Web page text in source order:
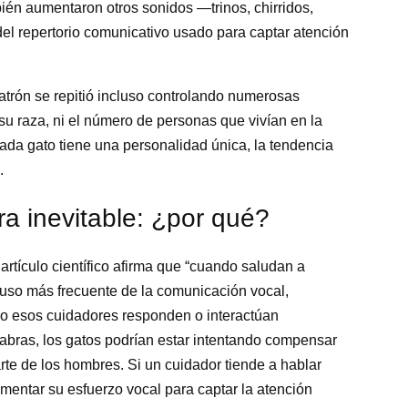
aumentaron otros sonidos —trinos, chirridos,
repertorio comunicativo usado para captar atención
se repitió incluso controlando numerosas
raza, ni el número de personas que vivían en la
gato tiene una personalidad única, la tendencia
inevitable: ¿por qué?
científico afirma que “cuando saludan a
más frecuente de la comunicación vocal,
esos cuidadores responden o interactúan
los gatos podrían estar intentando compensar
de los hombres. Si un cuidador tiende a hablar
su esfuerzo vocal para captar la atención